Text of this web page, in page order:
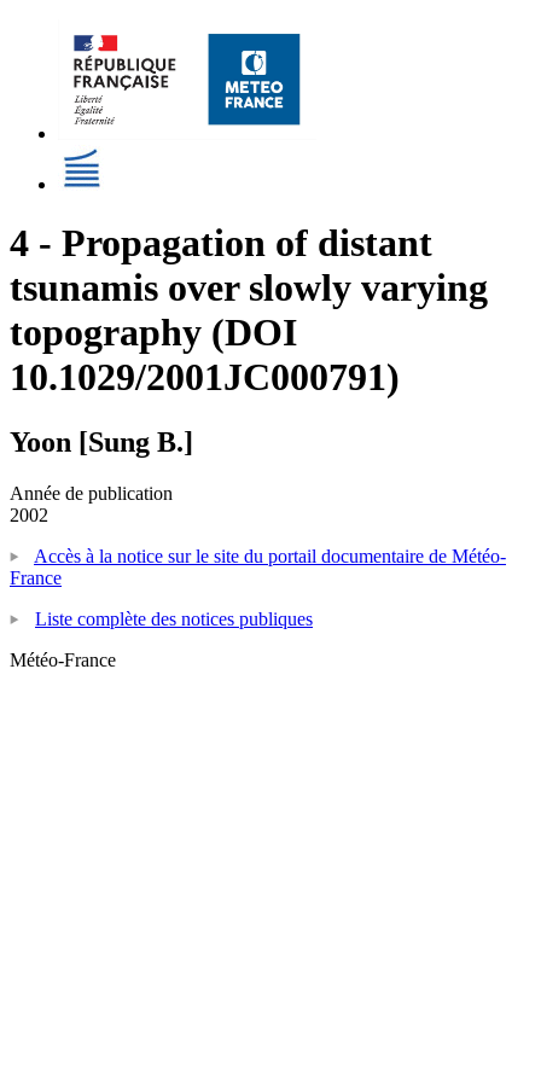
4 - Propagation of distant
tsunamis over slowly varying
topography (DOI
10.1029/2001JC000791)
Yoon [Sung B.]
Année de publication
2002
Accès à la notice sur le site du portail documentaire de Météo-
France
Liste complète des notices publiques
Météo-France